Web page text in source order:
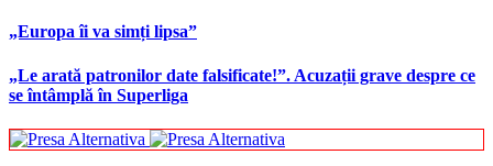
„Europa îi va simți lipsa”
„Le arată patronilor date falsificate!”. Acuzații grave despre ce
se întâmplă în Superliga